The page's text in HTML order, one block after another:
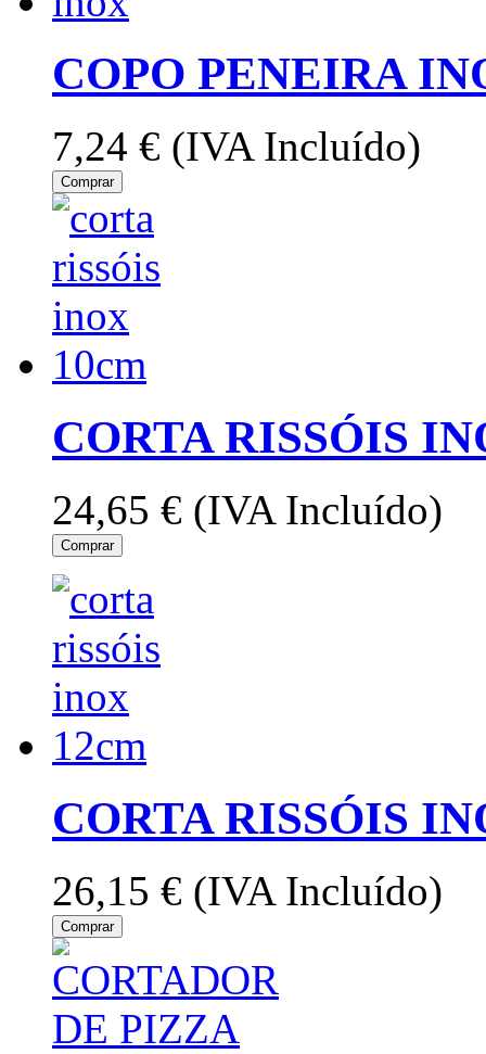
COPO PENEIRA
7,24 € (IVA Incluído)
Comprar
CORTA RISSÓIS
24,65 € (IVA Incluído)
Comprar
CORTA RISSÓIS
26,15 € (IVA Incluído)
Comprar